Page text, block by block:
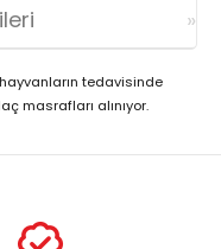
tedavisinde
masrafları alınıyor.